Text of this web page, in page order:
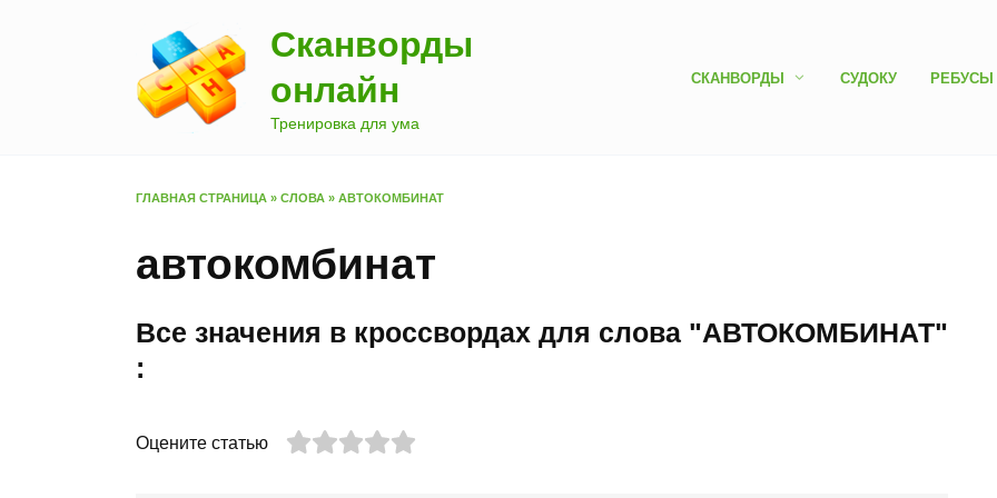
Сканворды
онлайн
Тренировка для ума
СКАНВОРДЫ СУДОКУ РЕБУСЫ
ГЛАВНАЯ СТРАНИЦА » СЛОВА » АВТОКОМБИНАТ
автокомбинат
Все значения в кроссвордах для слова "АВТОКОМБИНАТ"
:
Оцените статью